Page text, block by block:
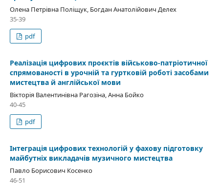
Олена Петрівна Поліщук, Богдан Анатолійович Делех
35-39
pdf
Реалізація цифрових проєктів військово-патріотичної
спрямованості в урочній та гуртковій роботі засобами
мистецтва й англійської мови
Вікторія Валентинівна Рагозіна, Анна Бойко
40-45
pdf
Інтеграція цифрових технологій у фахову підготовку
майбутніх викладачів музичного мистецтва
Павло Борисович Косенко
46-51